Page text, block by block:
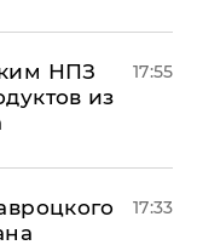
НПЗ
из
17:55
17:33